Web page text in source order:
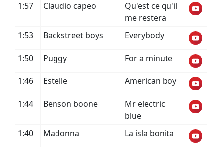
1:57
Claudio capeo
Qu'est ce qu'il
me restera
1:53
Backstreet boys Everybody
1:50 Puggy For a minute
1:46 Estelle American boy
1:44 Benson boone
Mr electric
blue
1:40
Madonna La isla bonita